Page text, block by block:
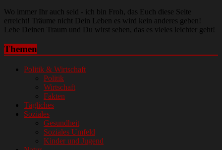
Wo immer Ihr auch seid - ich bin Froh, das Euch diese Seite
erreicht! Träume nicht Dein Leben es wird kein anderes geben!
Lebe Deinen Traum und Du wirst sehen, das es vieles leichter geht!
Themen
Politik & Wirtschaft
Politik
Wirtschaft
Fakten
Tägliches
Soziales
Gesundheit
Soziales Umfeld
Kinder und Jugend